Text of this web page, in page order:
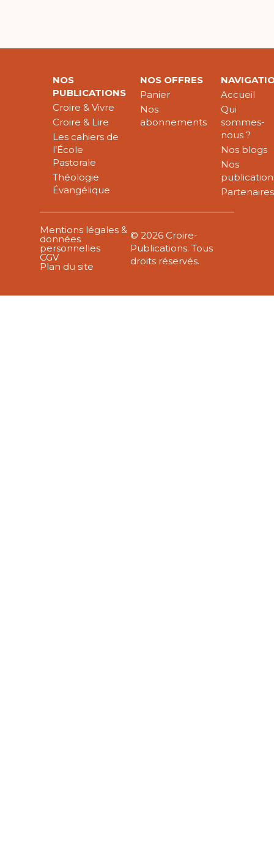
NOS
PUBLICATIONS
Croire & Vivre
Croire & Lire
Les cahiers de
l’École
Pastorale
Théologie
Évangélique
NOS OFFRES
Panier
Nos
abonnements
Accueil
Qui
sommes-
nous ?
Nos blogs
Nos
Partenaires
Mentions légales &
données
personnelles
CGV
Plan du site
© 2026 Croire-
Publications. Tous
droits réservés.